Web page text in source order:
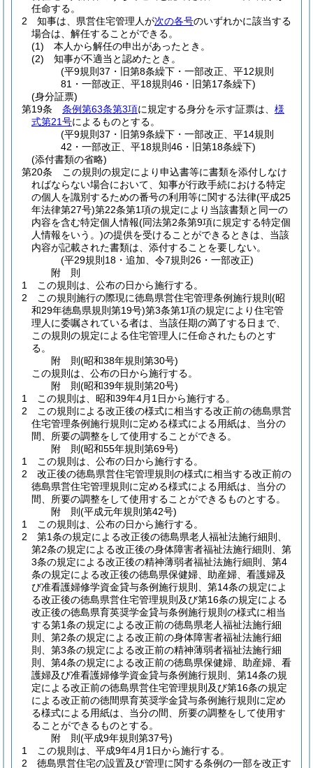
任命する。
2
知事は、県営住宅管理人が次の各号のいずれかに該当する
場合は、解任することができる。
(1)
本人から解任の申出があったとき。
(2)
知事が不適当と認めたとき。
(平9規則37・旧第8条繰下・一部改正、平12規則
81・一部改正、平18規則46・旧第17条繰下)
(身分証票)
第19条
条例第63条第3項に規定する身分を示す証票は、 様
式第21号によるものとする。
(平9規則37・旧第9条繰下・一部改正、平14規則
42・一部改正、平18規則46・旧第18条繰下)
(添付書類の省略)
第20条
この規則の規定により申込書等に書類を添付しなけ
ればならない場合において、知事が行政手続における特定
の個人を識別するための番号の利用等に関する法律(平成25
年法律第27号)第22条第1項の規定により当該書類と同一の
内容を含む特定個人情報(同法第2条第9項に規定する特定個
人情報をいう。)の提供を受けることができるときは、当該
内容が記載された書類は、添付することを要しない。
(平29規則18・追加、令7規則26・一部改正)
附 則
1
この規則は、公布の日から施行する。
2
この規則施行の際現に徳島県営住宅管理条例施行規則 (昭
和29年徳島県規則第19号)第3条第1項の規定により住宅管
理人に委嘱されている者は、当該任期の満了する日まで、
この規則の規定による住宅管理人に任命されたものとす
る。
附 則(昭和38年規則第30号)
この規則は、公布の日から施行する。
附 則(昭和39年規則第20号)
1
この規則は、昭和39年4月1日から施行する。
2
この規則による改正後の様式に相当する改正前の徳島県営
住宅管理条例施行規則に定める様式による用紙は、当分の
間、所要の調整をして使用することができる。
附 則(昭和55年規則第69号)
1
この規則は、公布の日から施行する。
2
改正後の徳島県営住宅管理規則の様式に相当する改正前の
徳島県営住宅管理規則に定める様式による用紙は、当分の
間、所要の調整をして使用することができるものとする。
附 則(平成元年規則第42号)
1
この規則は、公布の日から施行する。
2
第1条の規定による改正後の徳島県老人福祉法施行細則、
第2条の規定による改正後の身体障害者福祉法施行細則、第
3条の規定による改正後の精神薄弱者福祉法施行細則、第4
条の規定による改正後の徳島県保健婦、助産婦、看護婦及
び准看護婦修学資金貸与条例施行規則、第14条の規定によ
る改正後の徳島県営住宅管理規則及び第16条の規定による
改正後の徳島県育英奨学金貸与条例施行規則の様式に相当
する第1条の規定による改正前の徳島県老人福祉法施行細
則、第2条の規定による改正前の身体障害者福祉法施行細
則、第3条の規定による改正前の精神薄弱者福祉法施行細
則、第4条の規定による改正前の徳島県保健婦、助産婦、看
護婦及び准看護婦修学資金貸与条例施行規則、第14条の規
定による改正前の徳島県営住宅管理規則及び第16条の規定
による改正前の徳間県育英奨学金貸与条例施行規則に定め
る様式による用紙は、当分の間、所要の調整をして使用す
ることができるものとする。
附 則(平成9年規則第37号)
1
この規則は、平成9年4月1日から施行する。
2
徳島県営住宅の設置及び管理に関する条例の一部を改正す